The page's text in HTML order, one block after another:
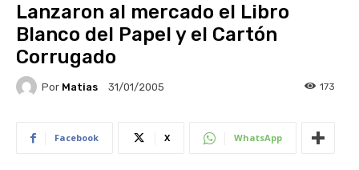
Lanzaron al mercado el Libro
Blanco del Papel y el Cartón
Corrugado
Por Matias 31/01/2005 173
Facebook X WhatsApp